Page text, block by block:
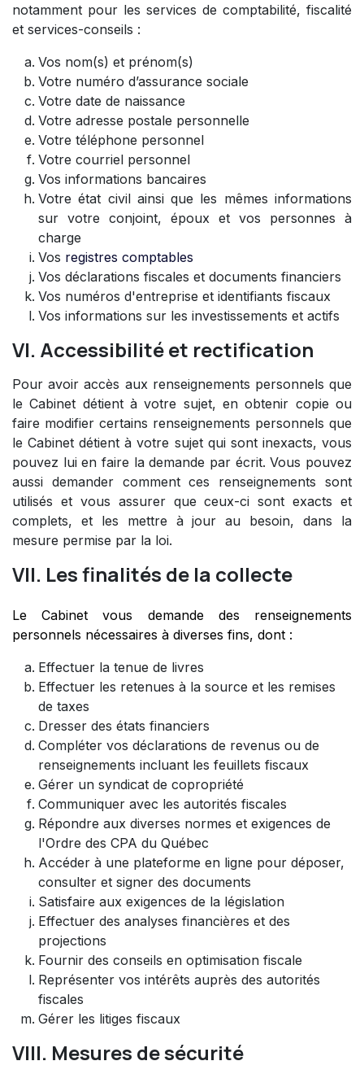
notamment pour les services de comptabilité, fiscalité
et services-conseils :
Vos nom(s) et prénom(s)
Votre numéro d’assurance sociale
Votre date de naissance
Votre adresse postale personnelle
Votre téléphone personnel
Votre courriel personnel
Vos informations bancaires
Votre état civil ainsi que les mêmes informations
sur votre conjoint, époux et vos personnes à
charge
Vos registres comptables
Vos déclarations fiscales et documents financiers
Vos numéros d'entreprise et identifiants fiscaux
Vos informations sur les investissements et actifs
VI. Accessibilité et rectification
Pour avoir accès aux renseignements personnels que
le Cabinet détient à votre sujet, en obtenir copie ou
faire modifier certains renseignements personnels que
le Cabinet détient à votre sujet qui sont inexacts, vous
pouvez lui en faire la demande par écrit. Vous pouvez
aussi demander comment ces renseignements sont
utilisés et vous assurer que ceux-ci sont exacts et
complets, et les mettre à jour au besoin, dans la
mesure permise par la loi.
VII. Les finalités de la collecte
Le Cabinet vous demande des renseignements
personnels nécessaires à diverses fins, dont :
Effectuer la tenue de livres
Effectuer les retenues à la source et les remises
de taxes
Dresser des états financiers
Compléter vos déclarations de revenus ou de
renseignements incluant les feuillets fiscaux
Gérer un syndicat de copropriété
Communiquer avec les autorités fiscales
Répondre aux diverses normes et exigences de
l'Ordre des CPA du Québec
Accéder à une plateforme en ligne pour déposer,
consulter et signer des documents
Satisfaire aux exigences de la législation
Effectuer des analyses financières et des
projections
Fournir des conseils en optimisation fiscale
Représenter vos intérêts auprès des autorités
fiscales
Gérer les litiges fiscaux
VIII. Mesures de sécurité